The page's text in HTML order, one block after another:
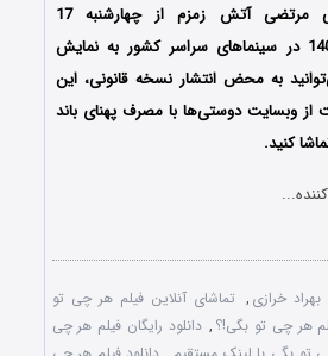
نویسندگی و کارگردانی مرتضی آتش زمزم از چهارشنبه 17
اردیبهشت ماه سال 1404 در سینماهای سراسر کشور به نمایش
به محض انتشار نسخه قانونی، این
از وبسایت دوستی‌ها با مصرف پهنای باند
کنید.
بهراد خرازی , تماشای آنلاین فیلم هر چی تو
هر چی تو بگی!؟ , دانلود رایگان فیلم هر چی